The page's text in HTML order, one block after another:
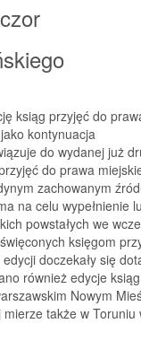
ksiąg przyjęć do
kontynuacja
do wydanej już
do prawa
zachowanym
na celu wypełnienie
powstałych we
księgom
doczekały się
również edycje ksiąg
Nowym
także w Toruniu